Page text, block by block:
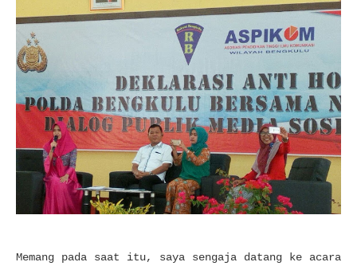
Memang pada saat itu, saya sengaja datang ke acara